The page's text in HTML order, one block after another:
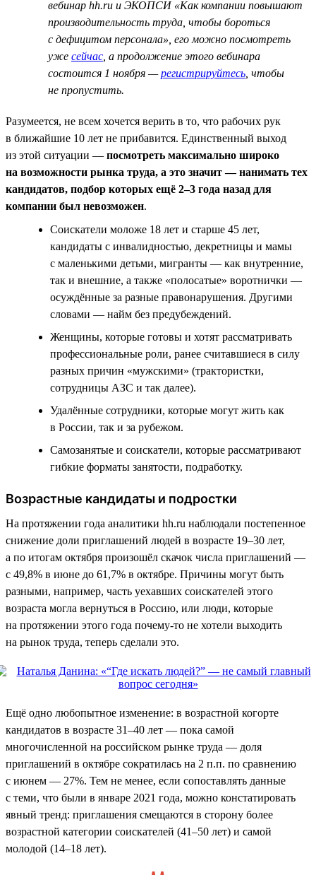
вебинар hh.ru и ЭКОПСИ «Как компании повышают
производительность труда, чтобы бороться
с дефицитом персонала», его можно посмотреть
уже сейчас , а продолжение этого вебинара
состоится 1 ноября —регистрируйтесь , чтобы
не пропустить.
Разумеется, не всем хочется верить в то, что рабочих рук
в ближайшие 10 лет не прибавится. Единственный выход
из этой ситуации — посмотреть максимально широко
на возможности рынка труда, а это значит — нанимать тех
кандидатов, подбор которых ещё 2–3 года назад для
компании был невозможен.
Соискатели моложе 18 лет и старше 45 лет,
кандидаты с инвалидностью, декретницы и мамы
с маленькими детьми, мигранты — как внутренние,
так и внешние, а также «полосатые» воротнички —
осуждённые за разные правонарушения. Другими
словами — найм без предубеждений.
Женщины, которые готовы и хотят рассматривать
профессиональные роли, ранее считавшиеся в силу
разных причин «мужскими» (трактористки,
сотрудницы АЗС и так далее).
Удалённые сотрудники, которые могут жить как
в России, так и за рубежом.
Самозанятые и соискатели, которые рассматривают
гибкие форматы занятости, подработку.
Возрастные кандидаты и подростки
На протяжении года аналитики hh.ru наблюдали постепенное
снижение доли приглашений людей в возрасте 19–30 лет,
а по итогам октября произошёл скачок числа приглашений —
с 49,8% в июне до 61,7% в октябре. Причины могут быть
разными, например, часть уехавших соискателей этого
возраста могла вернуться в Россию, или люди, которые
на протяжении этого года почему-то не хотели выходить
на рынок труда, теперь сделали это.
Ещё одно любопытное изменение: в возрастной когорте
кандидатов в возрасте 31–40 лет — пока самой
многочисленной на российском рынке труда — доля
приглашений в октябре сократилась на 2 п.п. по сравнению
с июнем — 27%. Тем не менее, если сопоставлять данные
с теми, что были в январе 2021 года, можно констатировать
явный тренд: приглашения смещаются в сторону более
возрастной категории соискателей (41–50 лет) и самой
молодой (14–18 лет).